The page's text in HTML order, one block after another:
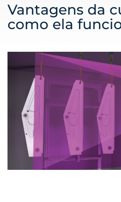
Vantagens da
como ela